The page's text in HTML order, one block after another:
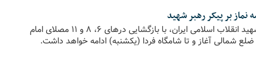
مراسم وداع با حضرت آیت‌الله سیدعلی خامنه‌ای، رهبر شهید انقلاب اسلامی ایران، با بازگشایی درهای ۶، ۸ و ۱۱ مصلای امام